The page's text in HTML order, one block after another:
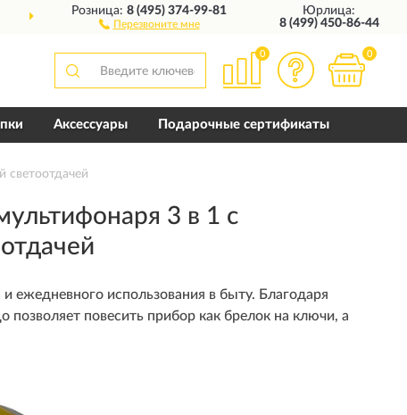
ВСЕЙ РОССИИ 10 ЛЕТ
Розница:8 (495) 374-99-81
Перезвоните мне
Юрлица:
8 (499) 450-86-44
0 0
Аксессуары Подарочные сертификаты
светоотдачей
3 в 1 с
ежедневного использования в быту. Благодаря
повесить прибор как брелок на ключи, а